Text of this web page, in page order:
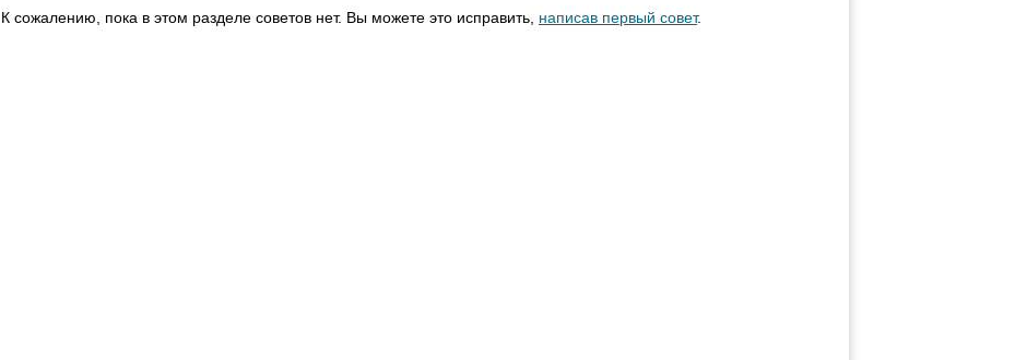
К сожалению, пока в этом разделе советов нет. Вы можете это исправить, написав первый совет.